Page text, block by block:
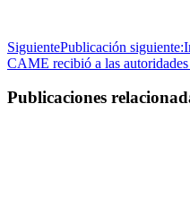
SiguientePublicación siguiente:
CAME recibió a las
Publicaciones